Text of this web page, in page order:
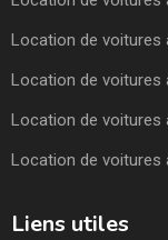
Location de voitures
Location de voitures
Location de voitures
Location de voitures
Liens utiles